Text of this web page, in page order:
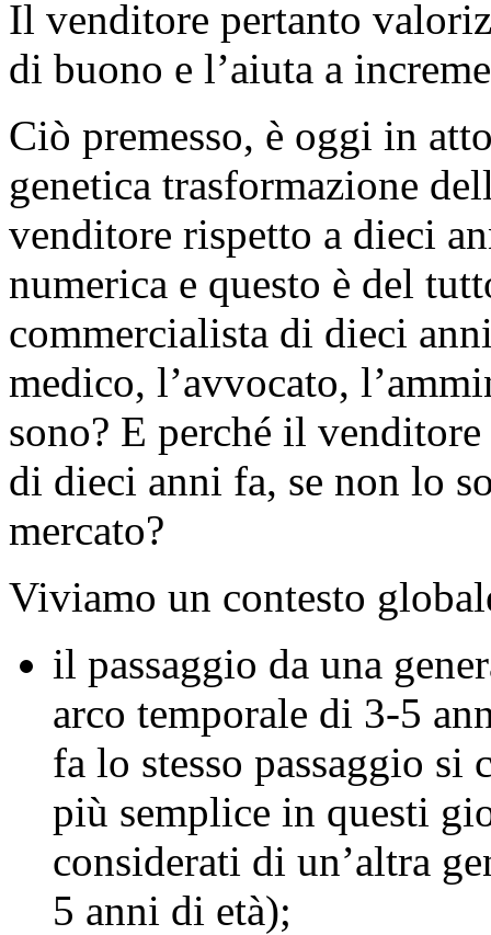
Il venditore pertanto
di buono e l’aiuta a
Ciò premesso, è oggi in
genetica trasformazione
venditore rispetto a dieci
numerica e questo è del
commercialista di dieci
medico, l’avvocato,
sono? E perché il
di dieci anni fa, se non lo
mercato?
Viviamo un contesto
il passaggio da una
arco temporale di 3-5
fa lo stesso passaggio si
più semplice in questi
considerati di un’altra
5 anni di età);